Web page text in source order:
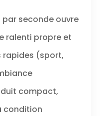
-
permet
un
et
vos
grâce à
cristallin.
par seconde ouvre
ralenti propre et
rapides (sport,
compact,
condition